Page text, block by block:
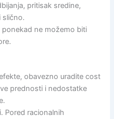
pritisak sredine,
slično.
ne možemo biti
obavezno uradite cost
prednosti i nedostatke
Pored racionalnih